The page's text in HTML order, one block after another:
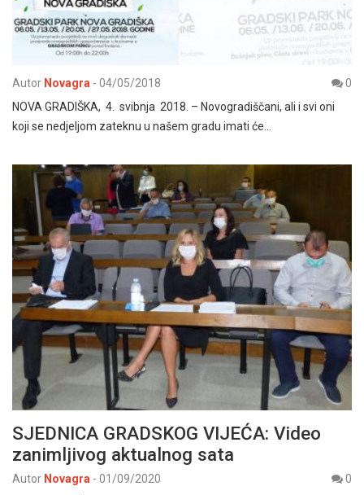
Autor Novagra - 04/05/2018
0
NOVA GRADIŠKA, 4. svibnja 2018. – Novogradiščani, ali i svi oni
koji se nedjeljom zateknu u našem gradu imati će…
SJEDNICA GRADSKOG VIJEĆA: Video
zanimljivog aktualnog sata
Autor Novagra - 01/09/2020
0